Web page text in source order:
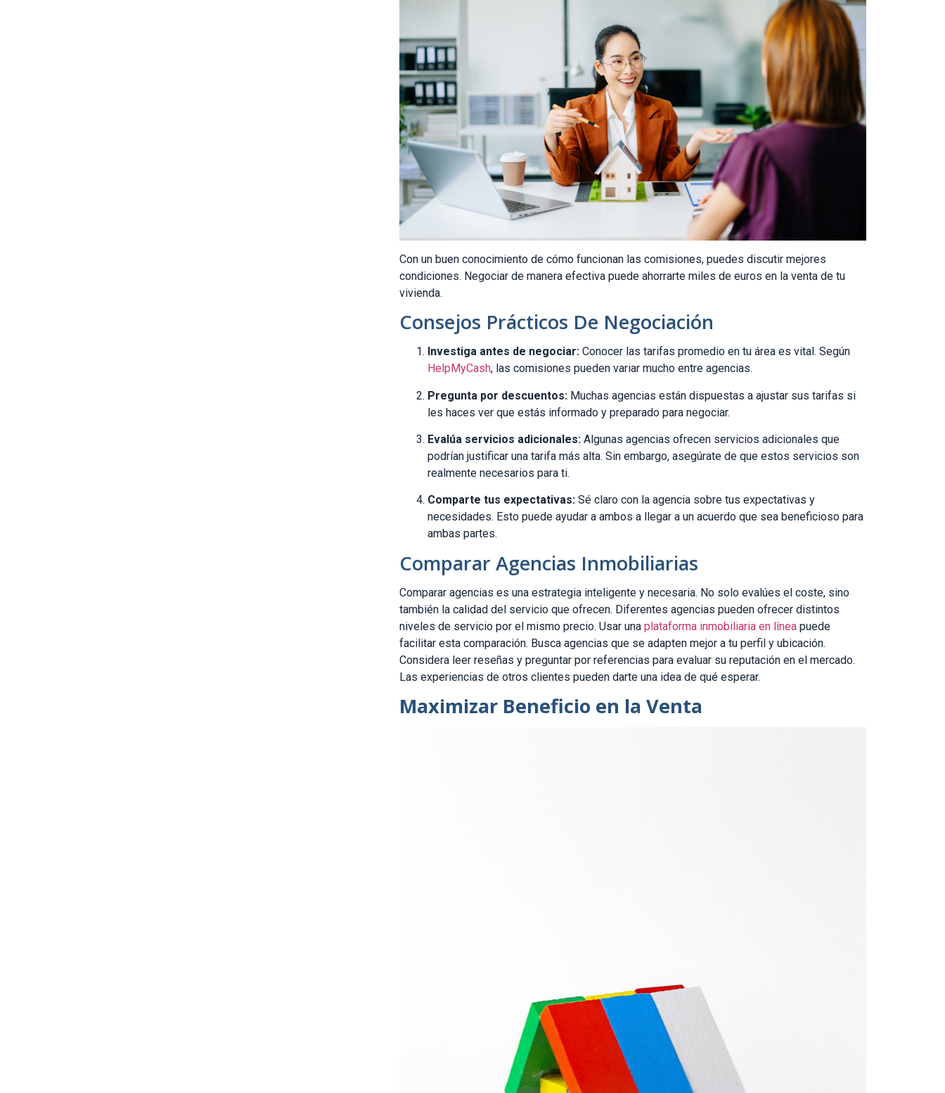
Con un buen conocimiento de cómo funcionan las comisiones, puedes discutir mejores
condiciones. Negociar de manera efectiva puede ahorrarte miles de euros en la venta de tu
vivienda.
Consejos Prácticos De Negociación
Investiga antes de negociar: Conocer las tarifas promedio en tu área es vital. Según
HelpMyCash, las comisiones pueden variar mucho entre agencias.
Pregunta por descuentos: Muchas agencias están dispuestas a ajustar sus tarifas si
les haces ver que estás informado y preparado para negociar.
Evalúa servicios adicionales: Algunas agencias ofrecen servicios adicionales que
podrían justificar una tarifa más alta. Sin embargo, asegúrate de que estos servicios son
realmente necesarios para ti.
Comparte tus expectativas: Sé claro con la agencia sobre tus expectativas y
necesidades. Esto puede ayudar a ambos a llegar a un acuerdo que sea beneficioso para
ambas partes.
Comparar Agencias Inmobiliarias
Comparar agencias es una estrategia inteligente y necesaria. No solo evalúes el coste, sino
también la calidad del servicio que ofrecen. Diferentes agencias pueden ofrecer distintos
niveles de servicio por el mismo precio. Usar una plataforma inmobiliaria en línea puede
facilitar esta comparación. Busca agencias que se adapten mejor a tu perfil y ubicación.
Considera leer reseñas y preguntar por referencias para evaluar su reputación en el mercado.
Las experiencias de otros clientes pueden darte una idea de qué esperar.
Maximizar Beneficio en la Venta